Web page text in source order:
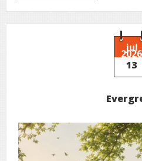
Deus
criou
mulherjul
2026
13